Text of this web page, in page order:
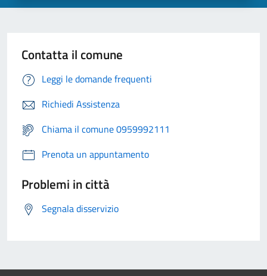
Contatta il comune
Leggi le domande frequenti
Richiedi Assistenza
Chiama il comune 0959992111
Prenota un appuntamento
Problemi in città
Segnala disservizio